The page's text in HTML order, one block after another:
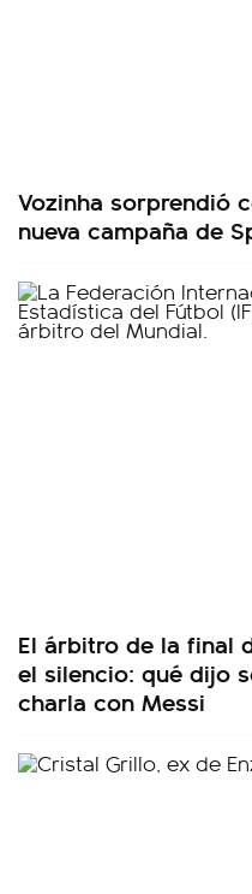
Vozinha sorprendió
nueva campaña de
El árbitro de la final
el silencio: qué dijo
charla con Messi